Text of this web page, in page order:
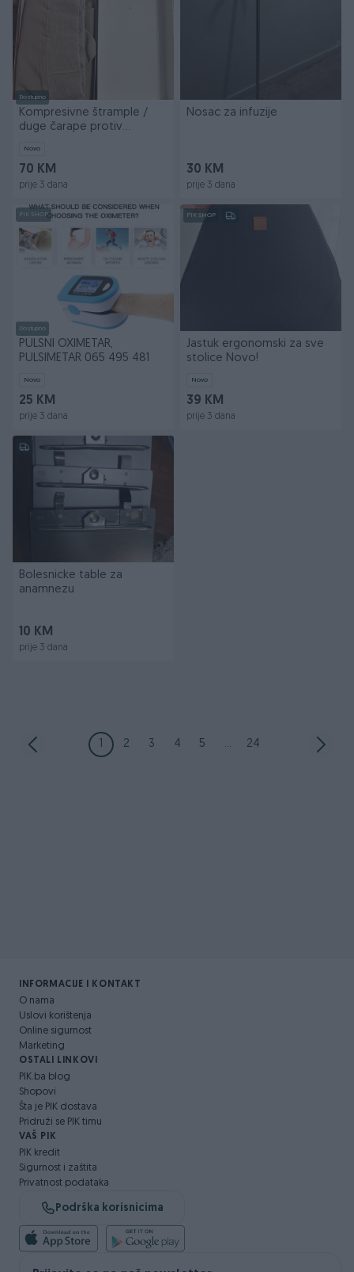
Dostupno
Kompresivne štrample /
duge čarape protiv
Novo
70 KM
prije 3 dana
Nosac za infuzije
30 KM
prije 3 dana
PIK SHOP
Dostupno
PULSNI OXIMETAR,
PULSIMETAR 065 495 481
Novo
25 KM
prije 3 dana
PIK SHOP
Jastuk ergonomski za sve
stolice Novo!
Novo
39 KM
prije 3 dana
Bolesnicke table za
anamnezu
10 KM
prije 3 dana
1 2 3 4 5 ... 24
INFORMACIJE I KONTAKT
O nama
Uslovi korištenja
Online sigurnost
Marketing
OSTALI LINKOVI
PIK.ba blog
Shopovi
Šta je PIK dostava
Pridruži se PIK timu
VAŠ PIK
PIK kredit
Sigurnost i zaštita
Privatnost podataka
Podrška korisnicima